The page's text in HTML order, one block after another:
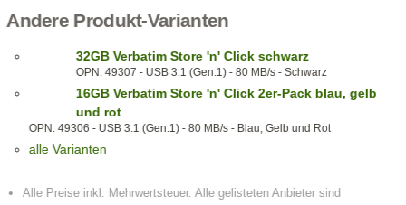
Andere Produkt-Varianten
32GB Verbatim Store 'n' Click schwarz
OPN: 49307 - USB 3.1 (Gen.1) - 80 MB/s - Schwarz
16GB Verbatim Store 'n' Click 2er-Pack blau, gelb
und rot
OPN: 49306 - USB 3.1 (Gen.1) - 80 MB/s - Blau, Gelb und Rot
alle Varianten